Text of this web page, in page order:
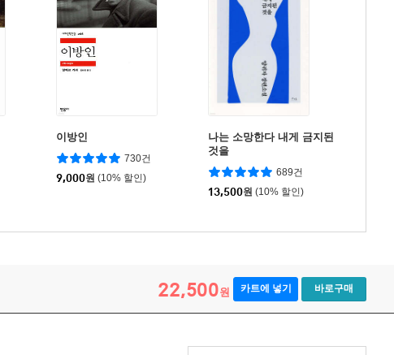
이방인
730건
9,000원 (10% 할인)
나는 소망한다 내게 금지된
것을
689건
13,500원 (10% 할인)
22,500원 카트에 넣기 바로구매